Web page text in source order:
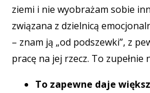
ziemi i nie wyobrażam sobie
związana z dzielnicą
– znam ją „od podszewki”, z
pracę na jej rzecz. To zupełnie
To zapewne daje